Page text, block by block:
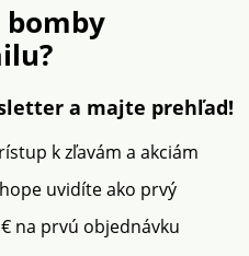
pruhy na
Rovný dolný lem.
prať v práčke.
bomby
a majte prehľad!
k zľavám a akciám
uvidíte ako prvý
na prvú objednávku